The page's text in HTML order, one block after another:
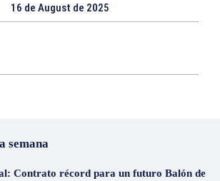
16 de August de 2025
semana
Contrato récord para un futuro Balón de